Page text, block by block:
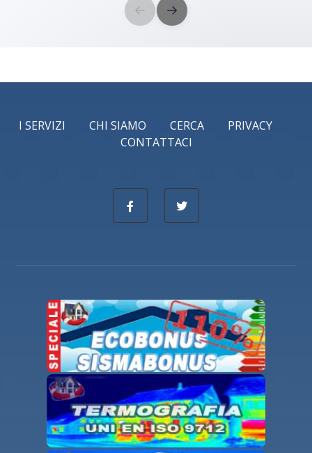
← →
I SERVIZI CHI SIAMO CERCA
PRIVACY
CONTATTACI